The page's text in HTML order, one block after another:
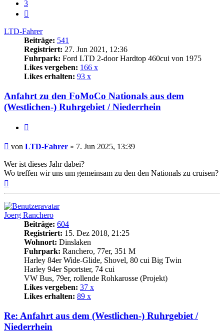
3
LTD-Fahrer
Beiträge: 541
Registriert: 27. Jun 2021, 12:36
Fuhrpark: Ford LTD 2-door Hardtop 460cui von 1975
Likes vergeben: 166 x
Likes erhalten: 93 x
Anfahrt zu den FoMoCo Nationals aus dem
(Westlichen-) Ruhrgebiet / Niederrhein
Beitrag
von LTD-Fahrer » 7. Jun 2025, 13:39
Wer ist dieses Jahr dabei?
Wo treffen wir uns um gemeinsam zu den den Nationals zu cruisen?
Joerg Ranchero
Beiträge: 604
Registriert: 15. Dez 2018, 21:25
Wohnort: Dinslaken
Fuhrpark: Ranchero, 77er, 351 M
Harley 84er Wide-Glide, Shovel, 80 cui Big Twin
Harley 94er Sportster, 74 cui
VW Bus, 79er, rollende Rohkarosse (Projekt)
Likes vergeben: 37 x
Likes erhalten: 89 x
Re: Anfahrt aus dem (Westlichen-) Ruhrgebiet /
Niederrhein